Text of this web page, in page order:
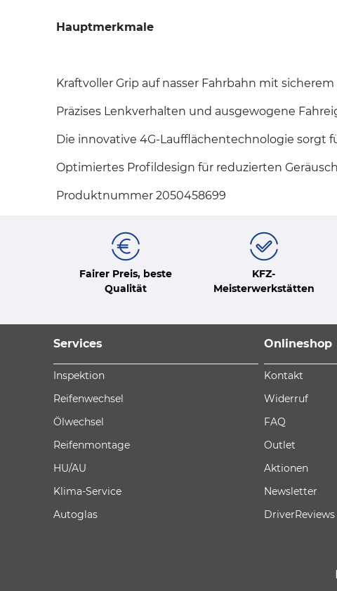
Hauptmerkmale
Kraftvoller Grip auf nasser Fahrbahn mit
Präzises Lenkverhalten und ausgewogene
Die innovative 4G-Laufflächentechnologie sorgt
Optimiertes Profildesign für reduzierten
Produktnummer 2050458699
Fairer Preis, beste
Qualität
KFZ-
Meisterwerkstätten
Services
Inspektion
Reifenwechsel
Ölwechsel
Reifenmontage
HU/AU
Klima-Service
Autoglas
Onlineshop
Kontakt
Widerruf
FAQ
Outlet
Aktionen
Newsletter
DriverReviews